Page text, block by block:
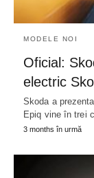
MODELE NOI
Oficial:
electric
Skoda a
Epiq vine în trei
3 months în urmă